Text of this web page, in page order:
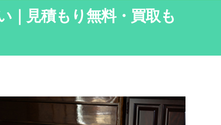
｜見積もり無料・買取も